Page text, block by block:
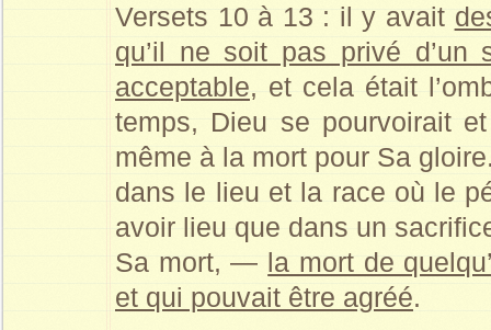
Versets 10 à 13 : il y avait
qu’il ne soit pas privé d’un
acceptable, et cela était
temps, Dieu se pourvoirait
même à la mort pour Sa
dans le lieu et la race où le
avoir lieu que dans un
Sa mort, — la mort de
et qui pouvait être agréé.